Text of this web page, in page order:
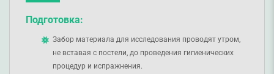
Подготовка:
Забор материала для исследования проводят утром,
не вставая с постели, до проведения гигиенических
процедур и испражнения.